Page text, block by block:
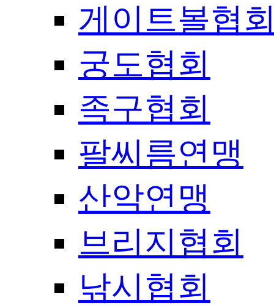
게이트볼협
궁도협회
족구협회
팔씨름연맹
산악연맹
브리지협회
낚시협회